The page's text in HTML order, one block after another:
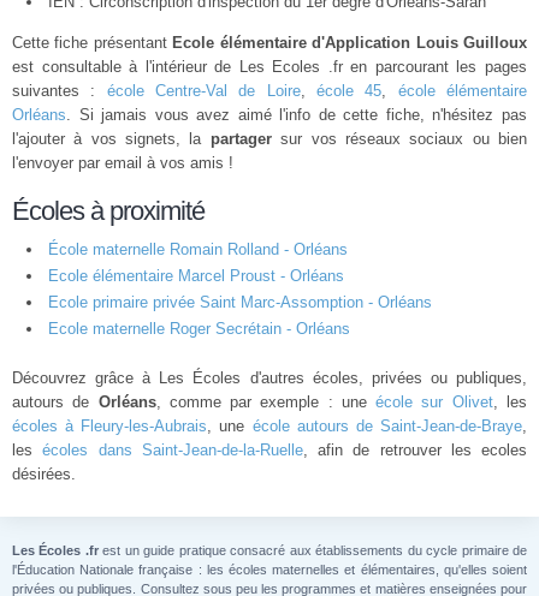
Cette fiche présentant Ecole élémentaire d'Application Louis Guilloux
est consultable à l'intérieur de Les Ecoles .fr en parcourant les pages
suivantes : école Centre-Val de Loire,école 45, école élémentaire
Orléans. Si jamais vous avez aimé l'info de cette fiche, n'hésitez pas
l'ajouter à vos signets, la partagersur vos réseaux sociaux ou bien
l'envoyer par email à vos amis !
Écoles à proximité
École maternelle Romain Rolland - Orléans
Ecole élémentaire Marcel Proust - Orléans
Ecole primaire privée Saint Marc-Assomption - Orléans
Ecole maternelle Roger Secrétain - Orléans
Découvrez grâce à Les Écoles d'autres écoles, privées ou publiques,
autours de Orléans, comme par exemple : uneécole sur Olivet, les
écoles à Fleury-les-Aubrais, une école autours de Saint-Jean-de-Braye,
lesécoles dans Saint-Jean-de-la-Ruelle, afin de retrouver les ecoles
désirées.
Les Écoles .frest un guide pratique consacré aux établissements du cycle primaire de
l'Éducation Nationale française : les écoles maternelles et élémentaires, qu'elles soient
privées ou publiques. Consultez sous peu les programmes et matières enseignées pour